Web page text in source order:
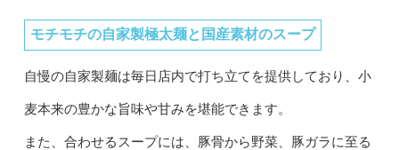
モチモチの自家製極太麺と国産素材のスープ
自慢の自家製麺は毎日店内で打ち立てを提供しており、小
麦本来の豊かな旨味や甘みを堪能できます。
また、合わせるスープには、豚骨から野菜、豚ガラに至る